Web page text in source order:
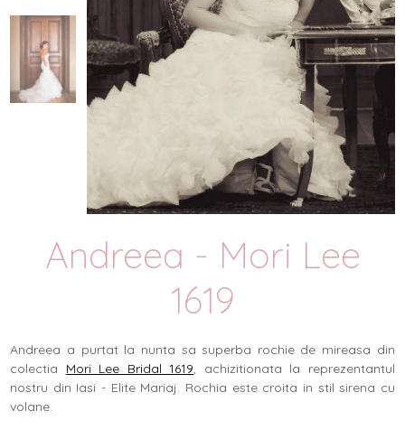
Andreea - Mori Lee
1619
Andreea a purtat la nunta sa superba rochie de mireasa din
colectia Mori Lee Bridal 1619, achizitionata la reprezentantul
nostru din Iasi - Elite Mariaj. Rochia este croita in stil sirena cu
volane.